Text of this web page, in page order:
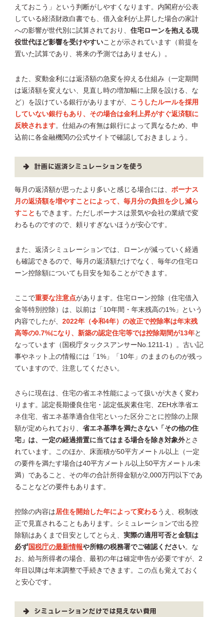
えておこう」という判断がしやすくなります。内閣府が公表
している経済財政白書でも、借入金利が上昇した場合の家計
への影響が世代別に試算されており、 住宅ローンを抱える現
役世代ほど影響を受けやすいことが示されています（前提を
置いた試算であり、将来の予測ではありません）。
また、変動金利には返済額の急変を抑える仕組み（一定期間
は返済額を変えない、見直し時の増加幅に上限を設ける、な
ど）を設けている銀行がありますが、 こうしたルールを採用
していない銀行もあり、その場合は金利上昇がすぐ返済額に
反映されます。仕組みの有無は銀行によって異なるため、申
込前に各金融機関の公式サイトで確認しておきましょう。
計画に返済シミュレーションを使う
毎月の返済額が思ったより多いと感じる場合には、 ボーナス
月の返済額を増やすことによって、毎月分の負担を少し減ら
すこと もできます。ただしボーナスは景気や会社の業績で変
わるものですので、頼りすぎないほうが安心です。
また、返済シミュレーションでは、ローンが減っていく経過
も確認できるので、毎月の返済額だけでなく、毎年の住宅ロ
ーン控除額についても目安を知ることができます。
ここで重要な注意点があります。住宅ローン控除（住宅借入
金等特別控除）は、以前は「10年間・年末残高の1%」という
内容でしたが、 2022年（令和4年）の改正で控除率は年末残
高等の0.7%になり、新築の認定住宅等では控除期間が13年と
なっています（国税庁タックスアンサーNo.1211-1）。古い記
事やネット上の情報には「1%」「10年」のままのものが残っ
ていますので、注意してください。
さらに現在は、住宅の省エネ性能によって扱いが大きく変わ
ります。認定長期優良住宅・認定低炭素住宅、ZEH水準省エ
ネ住宅、省エネ基準適合住宅といった区分ごとに控除の上限
額が定められており、 省エネ基準を満たさない「その他の住
宅」は、一定の経過措置に当てはまる場合を除き対象外とさ
れています。このほか、床面積が50平方メートル以上（一定
の要件を満たす場合は40平方メートル以上50平方メートル未
満）であること、その年の合計所得金額が2,000万円以下であ
ることなどの要件もあります。
控除の内容は 居住を開始した年によって変わる うえ、税制改
正で見直されることもあります。シミュレーションで出る控
除額はあくまで目安としてとらえ、 実際の適用可否と金額は
必ず国税庁の最新情報や所轄の税務署でご確認ください。な
お、給与所得者の場合、最初の年は確定申告が必要ですが、2
年目以降は年末調整で手続きできます。この点も覚えておく
と安心です。
シミュレーションだけでは見えない費用